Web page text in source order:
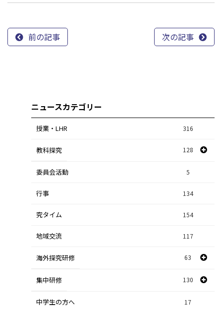
前の記事 次の記事
ニュースカテゴリー
授業・LHR 316
教科探究 128
スポーツ探究 1
課題研究 84
自然探究 2
数学探究 2
社会探究 23
人文探究 9
委員会活動 5
行事 134
究タイム 154
地域交流 117
海外探究研修 63
探究研修 28
集中研修 130
集中研修（スポーツ探究科） 36
中学生の方へ 17